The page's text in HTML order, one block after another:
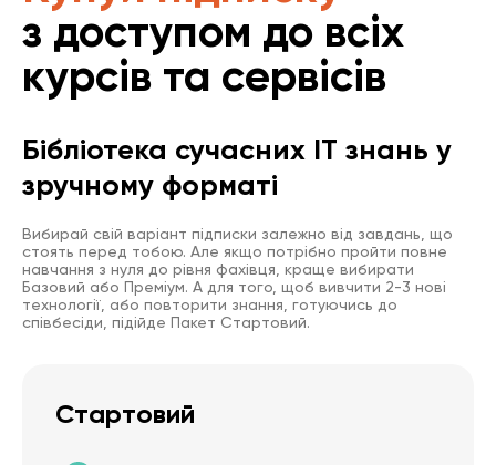
з доступом до всіх
курсів та сервісів
Бібліотека сучасних IT знань у
зручному форматі
Вибирай свій варіант підписки залежно від завдань, що
стоять перед тобою. Але якщо потрібно пройти повне
навчання з нуля до рівня фахівця, краще вибирати
Базовий або Преміум. А для того, щоб вивчити 2-3 нові
технології, або повторити знання, готуючись до
співбесіди, підійде Пакет Стартовий.
Стартовий